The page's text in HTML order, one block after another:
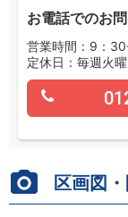
お電話でのお
営業時間：9：
定休日：毎週火
区画図